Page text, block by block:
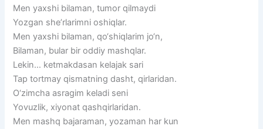
Men yaxshi bilaman, tumor qilmaydi
Yozgan she’rlarimni oshiqlar.
Men yaxshi bilaman, qo‘shiqlarim jo‘n,
Bilaman, bular bir oddiy mashqlar.
Lekin… ketmakdasan kelajak sari
Tap tortmay qismatning dasht, qirlaridan.
O‘zimcha asragim keladi seni
Yovuzlik, xiyonat qashqirlaridan.
Men mashq bajaraman, yozaman har kun